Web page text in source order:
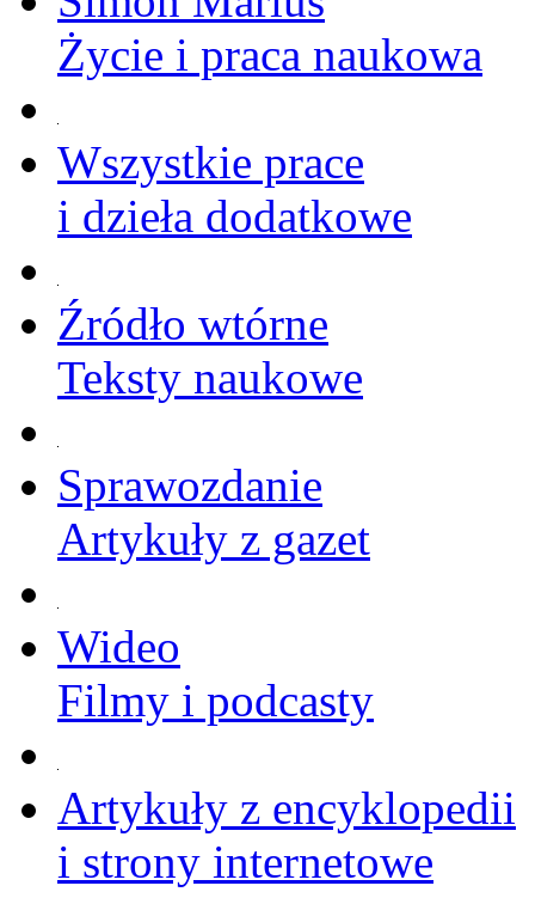
Życie i praca naukowa
Wszystkie prace
i dzieła dodatkowe
Źródło wtórne
Teksty naukowe
Sprawozdanie
Artykuły z gazet
Wideo
Filmy i podcasty
Artykuły z encyklopedii
i strony internetowe